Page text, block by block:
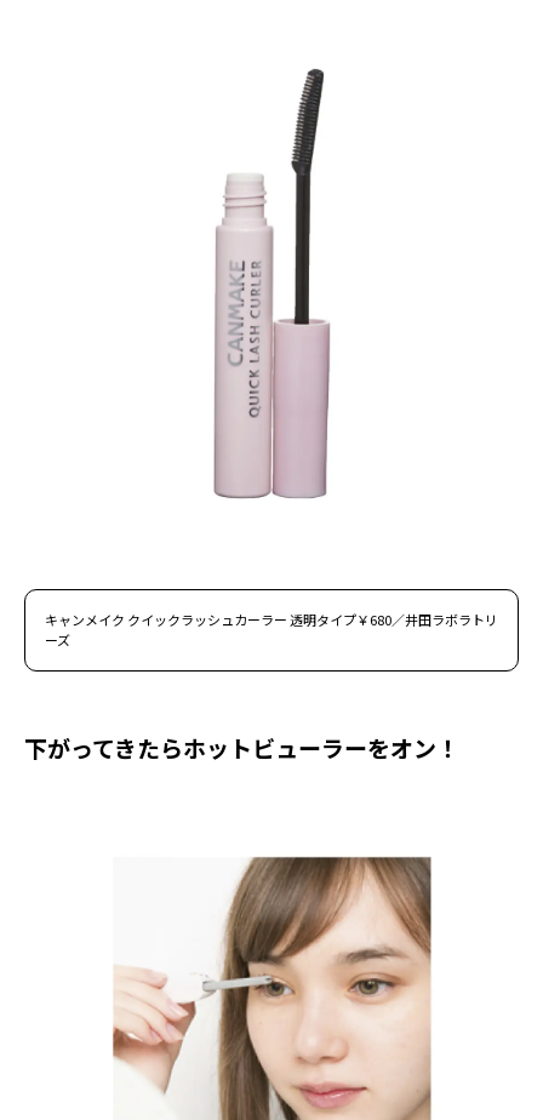
キャンメイク クイックラッシュカーラー 透明タイプ￥680／井田ラボラトリ
ーズ
下がってきたらホットビューラーをオン！